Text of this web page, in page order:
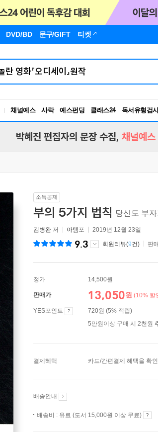
DVD/BD 문구/GIFT 티켓
채널예스 사락 예스펀딩 클래스24
독서유형검
RBTI Lab
박혜진 편집자의 문장 수집, 채널예
소득공제
부의 5가지 법칙 당신도 부
김병완 저 아템포 2019년 12월 23일
9.3 회원리뷰(9건) 판
정가 14,500원
판매가 13,050원 (10% 할
YES포인트
720원 (5% 적립)
5만원이상 구매 시 2천원
결제혜택 카드/간편결제 혜택을 확
배송안내
배송비 : 유료 (도서 15,000원 이상 무료)